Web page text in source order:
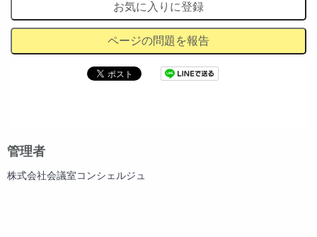
お気に入りに登録
ページの問題を報告
管理者
株式会社会議室コンシェルジュ